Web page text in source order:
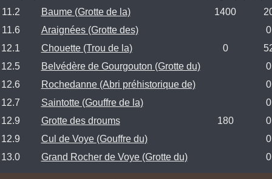
11.2 Baume (Grotte de la) 1400
11.6
Araignées (Grotte des)
0
12.1
Chouette (Trou de la) 0
12.5
Belvédère de Gourgouton (Grotte du)
0
12.6
Rochedanne (Abri préhistorique de)
0
12.7
Saintotte (Gouffre de la)
0
12.9
Grotte des droums 180
0
12.9
Cul de Voye (Gouffre du)
0
13.0
Grand Rocher de Voye (Grotte du) 0